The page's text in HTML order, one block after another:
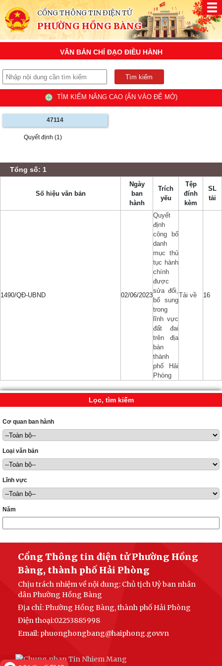
CỔNG THÔNG TIN ĐIỆN TỬ
PHƯỜNG HỒNG BÀNG
VĂN BẢN CHỈ ĐẠO ĐIỀU HÀNH
TÌM KIẾM NÂNG CAO (ẤN VÀO ĐỂ MỞ)
47114
Quyết định (1)
Tổng số: 1
Số hiệu văn bản
Ngày
ban
hành
Trích
yếu
Tệp
đính
kèm
SL
tải
1490/QĐ-UBND 02/06/2023
Quyết
định
công bố
danh
mục thủ
tục hành
chính
được
sửa đổi,
bổ sung
trong
lĩnh vực
đất đai
trên địa
bàn
thành
phố Hải
Phòng
Tải về 16
Lọc, tìm kiếm
Cơ quan ban hành
Loại văn bản
Lĩnh vực
Năm
Cổng Thông tin điện tử Phường Hồng
Bàng, thành phố Hải Phòng
Chịu trách nhiệm về nội dung: Chủ tịch Uỷ ban nhân
dân Phường Hồng Bàng
Địa chỉ: Phường Hồng Bàng, thành phố Hải Phòng
Điện thoại:02253885998
Email: phuonghongbang@haiphong.gov.vn